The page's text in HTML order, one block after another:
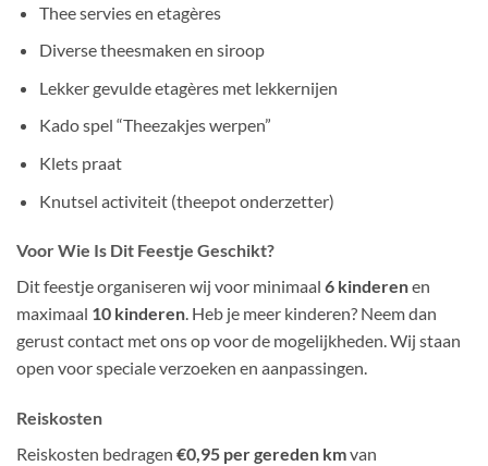
Thee servies en etagères
Diverse theesmaken en siroop
Lekker gevulde etagères met lekkernijen
Kado spel “Theezakjes werpen”
Klets praat
Knutsel activiteit (theepot onderzetter)
Voor Wie Is Dit Feestje Geschikt?
Dit feestje organiseren wij voor minimaal 6 kinderenen
maximaal 10 kinderen. Heb je meer kinderen? Neem dan
gerust contact met ons op voor de mogelijkheden. Wij staan
open voor speciale verzoeken en aanpassingen.
Reiskosten
Reiskosten bedragen €0,95 per gereden kmvan